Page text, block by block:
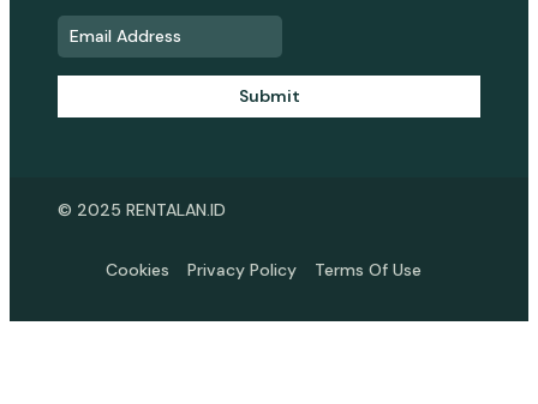
Submit
© 2025 RENTALAN.ID
Cookies Privacy Policy Terms Of Use